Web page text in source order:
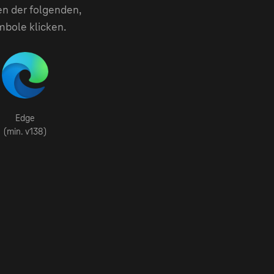
der folgenden,
klicken.
Edge
(min. v138)